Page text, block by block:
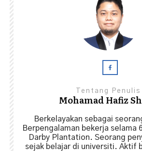
Tentang Penulis
Mohamad Hafiz
Berkelayakan sebagai
Berpengalaman bekerja selama
Darby Plantation. Seorang
sejak belajar di universiti. Aktif